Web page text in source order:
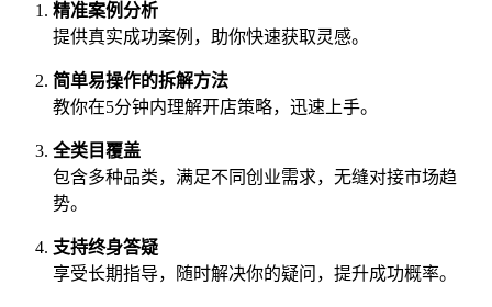
精准案例分析
提供真实成功案例，助你快速获取灵感。
简单易操作的拆解方法
教你在5分钟内理解开店策略，迅速上手。
全类目覆盖
包含多种品类，满足不同创业需求，无缝对接市场趋
势。
支持终身答疑
享受长期指导，随时解决你的疑问，提升成功概率。